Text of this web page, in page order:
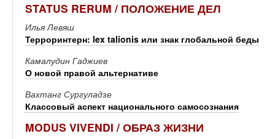
STATUS RERUM / ПОЛОЖЕНИЕ ДЕЛ
Илья Левяш
Терроринтерн: lex talionis или знак глобальной беды
Камалудин Гаджиев
О новой правой альтернативе
Вахтанг Сургуладзе
Классовый аспект национального самосознания
MODUS VIVENDI / ОБРАЗ ЖИЗНИ